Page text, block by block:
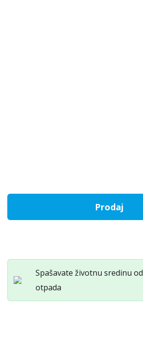
Otkup
PlayStation
količina
Prodaj
Spašavate životnu sredinu od
otpada